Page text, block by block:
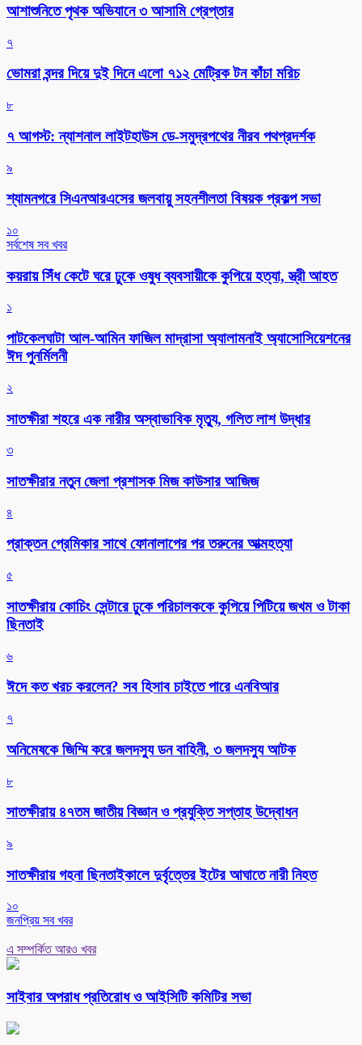
আশাশুনিতে পৃথক অভিযানে ৩ আসামি গ্রেপ্তার
৭
ভোমরা বন্দর দিয়ে দুই দিনে এলো ৭১২ মেট্রিক টন কাঁচা মরিচ
৮
৭ আগস্ট: ন্যাশনাল লাইটহাউস ডে-সমুদ্রপথের নীরব পথপ্রদর্শক
৯
শ্যামনগরে সিএনআরএসের জলবায়ু সহনশীলতা বিষয়ক প্রকল্প সভা
১০
সর্বশেষ সব খবর
কয়রায় সিঁধ কেটে ঘরে ঢুকে ওষুধ ব্যবসায়ীকে কুপিয়ে হত্যা, স্ত্রী আহত
১
পাটকেলঘাটা আল-আমিন ফাজিল মাদ্রাসা অ্যালামনাই অ্যাসোসিয়েশনের
ঈদ পুনর্মিলনী
২
সাতক্ষীরা শহরে এক নারীর অস্বাভাবিক মৃত্যু, গলিত লাশ উদ্ধার
৩
সাতক্ষীরার নতুন জেলা প্রশাসক মিজ কাউসার আজিজ
৪
প্রাক্তন প্রেমিকার সাথে ফোনালাপের পর তরুনের আত্মহত্যা
৫
সাতক্ষীরায় কোচিং সেন্টারে ঢুকে পরিচালককে কুপিয়ে পিটিয়ে জখম ও টাকা
ছিনতাই
৬
ঈদে কত খরচ করলেন? সব হিসাব চাইতে পারে এনবিআর
৭
অনিমেষকে জিম্মি করে জলদস্যু ডন বাহিনী, ৩ জলদস্যু আটক
৮
সাতক্ষীরায় ৪৭তম জাতীয় বিজ্ঞান ও প্রযুক্তি সপ্তাহ উদ্বোধন
৯
সাতক্ষীরায় গহনা ছিনতাইকালে দুর্বৃত্তের ইটের আঘাতে নারী নিহত
১০
জনপ্রিয় সব খবর
এ সম্পর্কিত আরও খবর
সাইবার অপরাধ প্রতিরোধ ও আইসিটি কমিটির সভা